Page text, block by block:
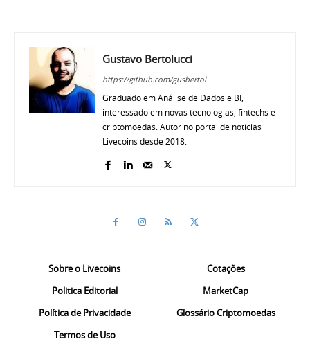
Gustavo Bertolucci
https://github.com/gusbertol
Graduado em Análise de Dados e BI,
interessado em novas tecnologias, fintechs e
criptomoedas. Autor no portal de notícias
Livecoins desde 2018.
Sobre o Livecoins
Politica Editorial
Política de Privacidade
Termos de Uso
Cotações
MarketCap
Glossário Criptomoedas